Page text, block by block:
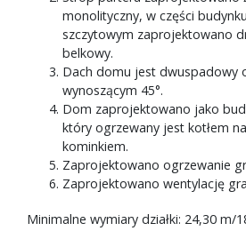
monolityczny, w części
szczytowym zaprojektowano
belkowy.
Dach domu jest dwuspadowy
wynoszącym 45°.
Dom zaprojektowano jako
który ogrzewany jest kotłem
kominkiem.
Zaprojektowano ogrzewanie
Zaprojektowano wentylację
Minimalne wymiary działki: 24,30 m/